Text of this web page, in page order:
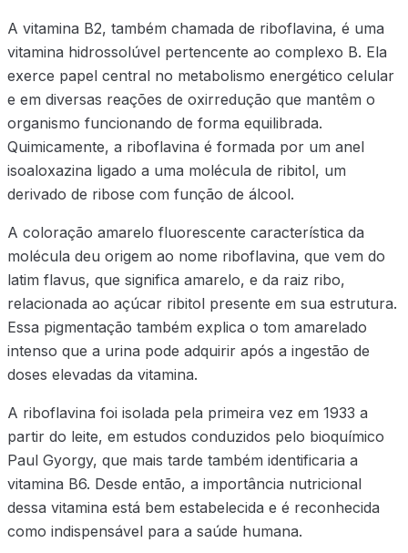
A vitamina B2, também chamada de riboflavina, é uma
vitamina hidrossolúvel pertencente ao complexo B. Ela
exerce papel central no metabolismo energético celular
e em diversas reações de oxirredução que mantêm o
organismo funcionando de forma equilibrada.
Quimicamente, a riboflavina é formada por um anel
isoaloxazina ligado a uma molécula de ribitol, um
derivado de ribose com função de álcool.
A coloração amarelo fluorescente característica da
molécula deu origem ao nome riboflavina, que vem do
latim flavus, que significa amarelo, e da raiz ribo,
relacionada ao açúcar ribitol presente em sua estrutura.
Essa pigmentação também explica o tom amarelado
intenso que a urina pode adquirir após a ingestão de
doses elevadas da vitamina.
A riboflavina foi isolada pela primeira vez em 1933 a
partir do leite, em estudos conduzidos pelo bioquímico
Paul Gyorgy, que mais tarde também identificaria a
vitamina B6. Desde então, a importância nutricional
dessa vitamina está bem estabelecida e é reconhecida
como indispensável para a saúde humana.